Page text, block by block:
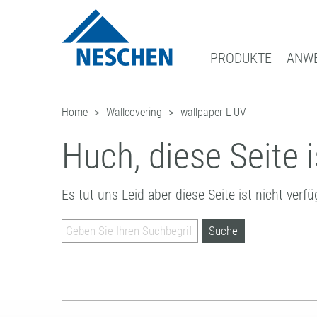
PRODUKTE
GRAFISCHE MEDIEN
DRUCKMEDIEN
SCHUTZFOLIEN
AUFZIEHFOLIEN
EASY DOT ®– DAS NESCHEN
GREEN GRAPHICS – PVC-FREIE
RETAIL GRAPHICS
BILDERRAHMUNG
DOWNLOADS
ICC PROFILE / PARTNER
MUSTERBESTELLUNG
PRESSE
NEWS
ANMELDUNG ZUM NEWSLETTER
GESCHÄFTSBEREICHE
FILMOLUX GROUP
MISSION
GESCHICHTE
QUALITÄTSSICHERUNG
ADRESSE
ANFRAGE
ANSPRECHPARTNER
NESCHEN WELTWEIT
Home Wallcovering wallpaper L-UV
Huch, diese Seite
Es tut uns Leid aber diese Seite ist nicht